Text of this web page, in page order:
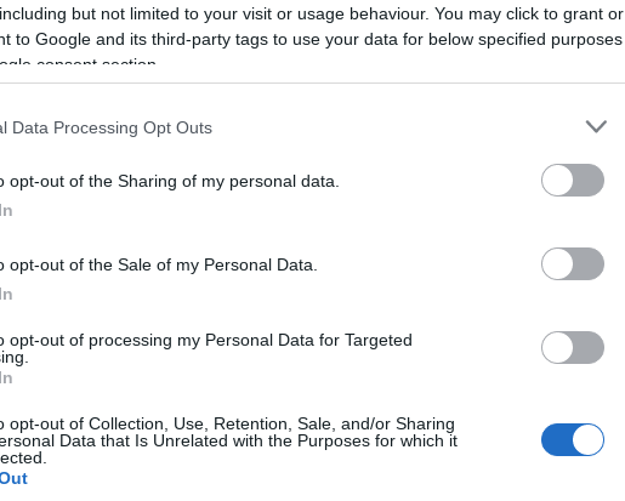
but not limited to your visit or usage behaviour. You may click to grant or
to Google and its third-party tags to use your data for below specified purposes
consent section.
Data Processing Opt Outs
opt-out of the Sharing of my personal data.
opt-out of the Sale of my Personal Data.
opt-out of processing my Personal Data for Targeted
opt-out of Collection, Use, Retention, Sale, and/or Sharing
Data that Is Unrelated with the Purposes for which it
a menyecskeruha is, amit varratok” – árulta el a
hogy a ruháit csak az édesanyja láthatja.